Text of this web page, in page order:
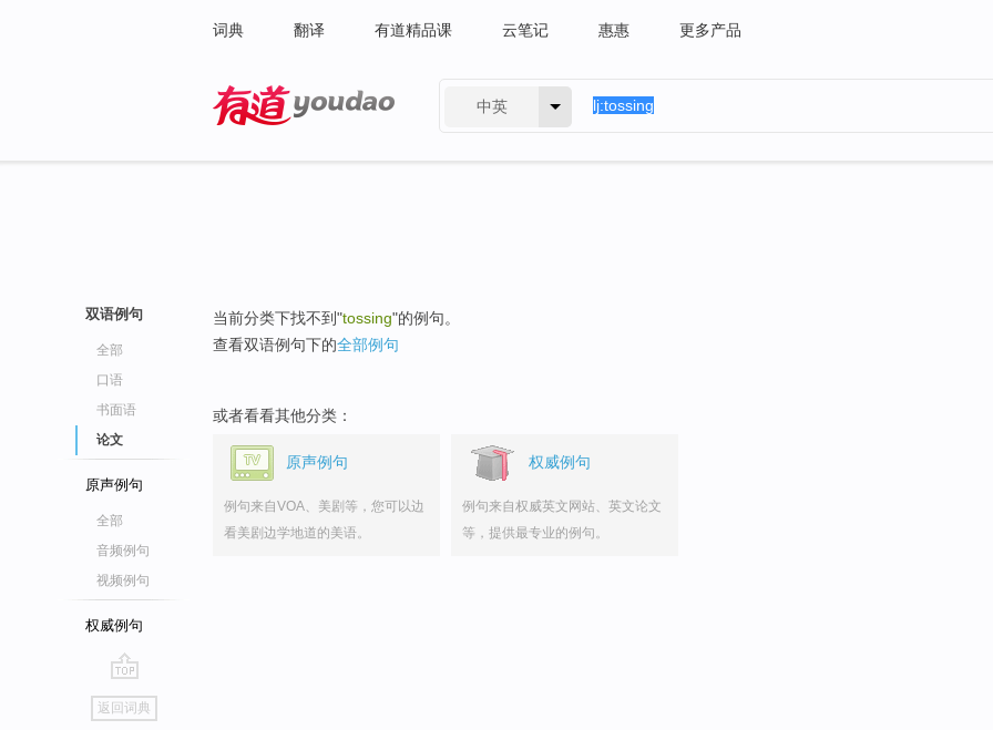
词典 翻译 有道精品课 云笔记 惠惠 更多产品
中英
双语例句
全部
口语
书面语
论文
原声例句
全部
音频例句
视频例句
权威例句
go
top
返回词典
当前分类下找不到"tossing"的例句。
查看双语例句下的全部例句
或者看看其他分类：
原声例句
例句来自VOA、美剧等，您可以边
看美剧边学地道的美语。
权威例句
例句来自权威英文网站、英文论文
等，提供最专业的例句。